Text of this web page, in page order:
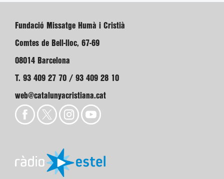
Fundació Missatge Humà i Cristià
Comtes de Bell-lloc, 67-69
08014 Barcelona
T. 93 409 27 70 / 93 409 28 10
web@catalunyacristiana.cat